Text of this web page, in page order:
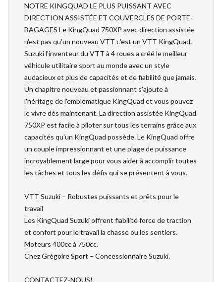
NOTRE KINGQUAD LE PLUS PUISSANT AVEC
DIRECTION ASSISTÉE ET COUVERCLES DE PORTE-
BAGAGES Le KingQuad 750XP avec direction assistée
n'est pas qu'un nouveau VTT c'est un VTT KingQuad.
Suzuki l'inventeur du VTT à 4 roues a créé le meilleur
véhicule utilitaire sport au monde avec un style
audacieux et plus de capacités et de fiabilité que jamais.
Un chapitre nouveau et passionnant s'ajoute à
l'héritage de l'emblématique KingQuad et vous pouvez
le vivre dès maintenant. La direction assistée KingQuad
750XP est facile à piloter sur tous les terrains grâce aux
capacités qu'un KingQuad possède. Le KingQuad offre
un couple impressionnant et une plage de puissance
incroyablement large pour vous aider à accomplir toutes
les tâches et tous les défis qui se présentent à vous.
VTT Suzuki – Robustes puissants et prêts pour le
travail
Les KingQuad Suzuki offrent fiabilité force de traction
et confort pour le travail la chasse ou les sentiers.
Moteurs 400cc à 750cc.
Chez Grégoire Sport – Concessionnaire Suzuki.
CONTACTEZ-NOUS!